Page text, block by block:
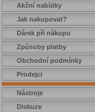
Akční nabídky
Jak nakupovat?
Dárek při nákupu
Způsoby platby
Obchodní podmínky
Prodejci
Nástroje
Diskuze